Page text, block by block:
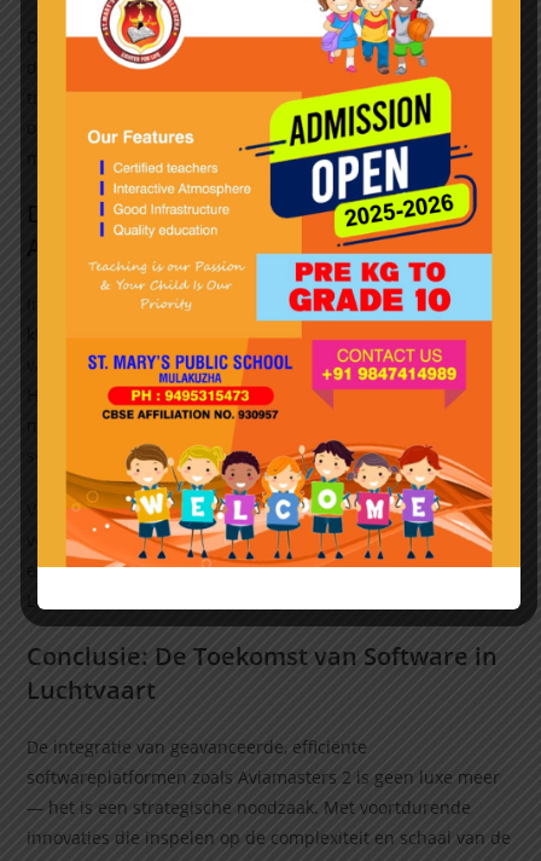
Daarnaast waarschuwt de industrie voor een toenemende
druk op beleidsmakers en toezichthouders om
transparante en efficiënte processen te waarborgen — een
ontwerpfactor waar geavanceerde softwareplatformen
mogelijk het verschil maken.
De Strategische Keuze: Moderniseren of
Achterblijven
In een markt waar elke minuut telt en waar safety en
klanttevredenheid topprioriteiten zijn, vormt de innovatie
van ondersteunende software platforms een basisprioriteit.
Het juiste platform helpt niet alleen in dagelijkse operaties,
maar biedt ook de flexibiliteit om te evolueren met de
sector en regelgeving.
Voor die reden is het benadrukken van technologische
vooruitgang, zoals De nieuwste versie van Aviamasters 2,
essentieel in discussies over toekomstbestendige luchtvaart
Logistics en onderhoudsmanagement.
Conclusie: De Toekomst van Software in
Luchtvaart
De integratie van geavanceerde, efficiënte
softwareplatformen zoals Aviamasters 2 is geen luxe meer
— het is een strategische noodzaak. Met voortdurende
innovaties die inspelen op de complexiteit en schaal van de